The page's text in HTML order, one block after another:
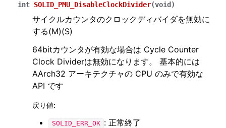
int SOLID_PMU_DisableClockDivider(void )
サイクルカウンタのクロックディバイダを無効に
する(M)(S)
64bitカウンタが有効な場合は Cycle Counter
Clock Dividerは無効になります。 基本的には
AArch32 アーキテクチャの CPU のみで有効な
API です
戻り値:
SOLID_ERR_OK : 正常終了